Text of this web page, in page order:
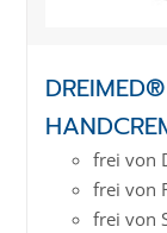
frei von
frei von
frei von